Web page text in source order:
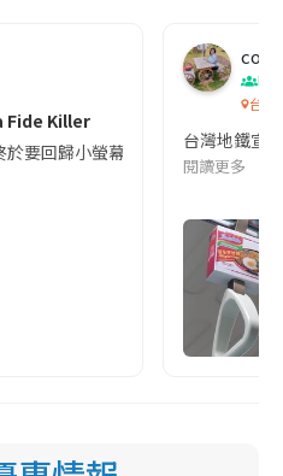
Fide Killer
要回歸小螢幕啦!這次的劇本改編
co
吹
台灣
台灣地鐵宣
閱讀更多